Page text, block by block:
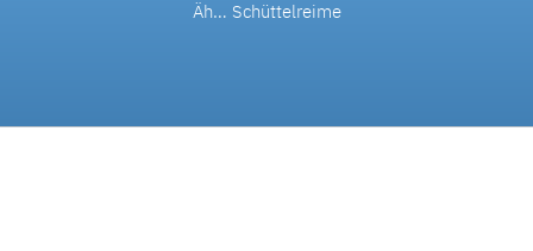
Äh… Schüttelreime